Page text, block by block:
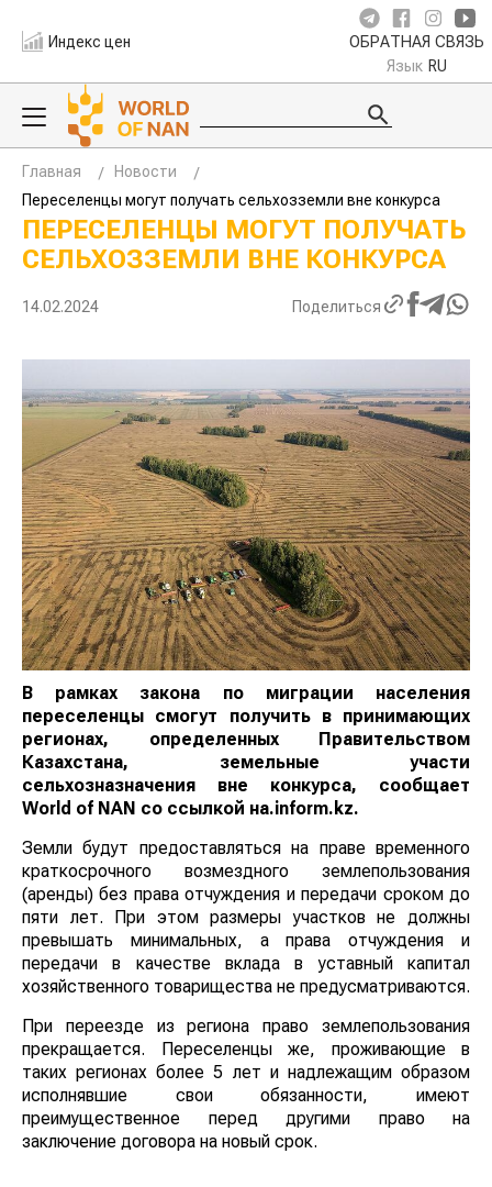
Индекс цен ОБРАТНАЯ СВЯЗЬ
Язык RU
Главная
Новости
Переселенцы могут получать сельхозземли вне конкурса
ПЕРЕСЕЛЕНЦЫ МОГУТ ПОЛУЧАТЬ
СЕЛЬХОЗЗЕМЛИ ВНЕ КОНКУРСА
14.02.2024 Поделиться
В рамках закона по миграции населения
переселенцы смогут получить в принимающих
регионах, определенных Правительством
Казахстана, земельные участи
сельхозназначения вне конкурса, сообщает
World of NAN со ссылкой на.inform.kz.
Земли будут предоставляться на праве временного
краткосрочного возмездного землепользования
(аренды) без права отчуждения и передачи сроком до
пяти лет. При этом размеры участков не должны
превышать минимальных, а права отчуждения и
передачи в качестве вклада в уставный капитал
хозяйственного товарищества не предусматриваются.
При переезде из региона право землепользования
прекращается. Переселенцы же, проживающие в
таких регионах более 5 лет и надлежащим образом
исполнявшие свои обязанности, имеют
преимущественное перед другими право на
заключение договора на новый срок.